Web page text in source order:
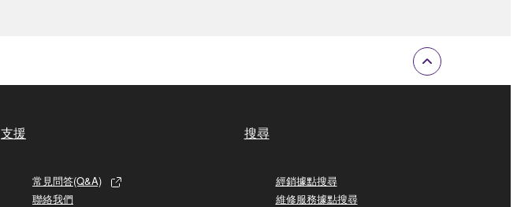
支援
常見問答(Q&A)
聯絡我們
搜尋
經銷據點搜尋
維修服務據點搜尋